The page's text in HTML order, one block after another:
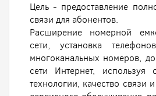
Цель - предоставление
связи для абонентов.
Расширение номерной
сети, установка
многоканальных номеров,
сети Интернет, используя
технологии, качество связи